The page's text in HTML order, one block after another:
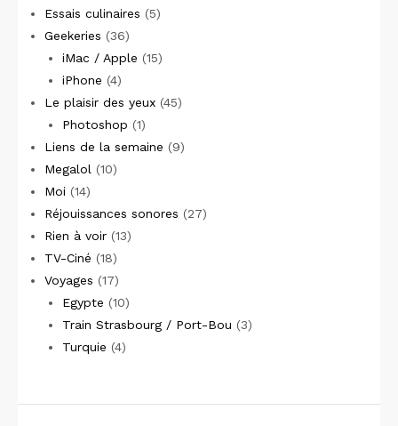
Essais culinaires (5)
Geekeries (36)
iMac / Apple (15)
iPhone (4)
Le plaisir des yeux (45)
Photoshop (1)
Liens de la semaine (9)
Megalol (10)
Moi (14)
Réjouissances sonores (27)
Rien à voir (13)
TV-Ciné (18)
Voyages (17)
Egypte (10)
Train Strasbourg / Port-Bou (3)
Turquie (4)